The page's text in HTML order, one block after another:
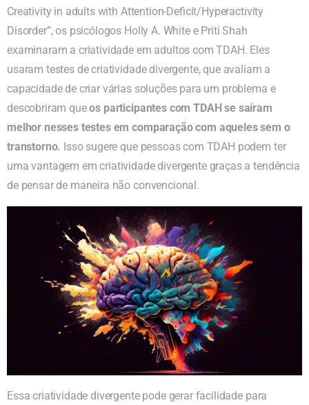
Creativity in adults with Attention-Deficit/Hyperactivity
Disorder”, os psicólogos Holly A. White e Priti Shah
examinaram a criatividade em adultos com TDAH. Eles
usaram testes de criatividade divergente, que avaliam a
capacidade de criar várias soluções para um problema e
descobriram queos participantes com TDAH se saíram
melhor nesses testes em comparação com aqueles sem o
transtorno. Isso sugere que pessoas com TDAH podem ter
uma vantagem em criatividade divergente graças a tendência
de pensar de maneira não convencional.
Essa criatividade divergente pode gerar facilidade para